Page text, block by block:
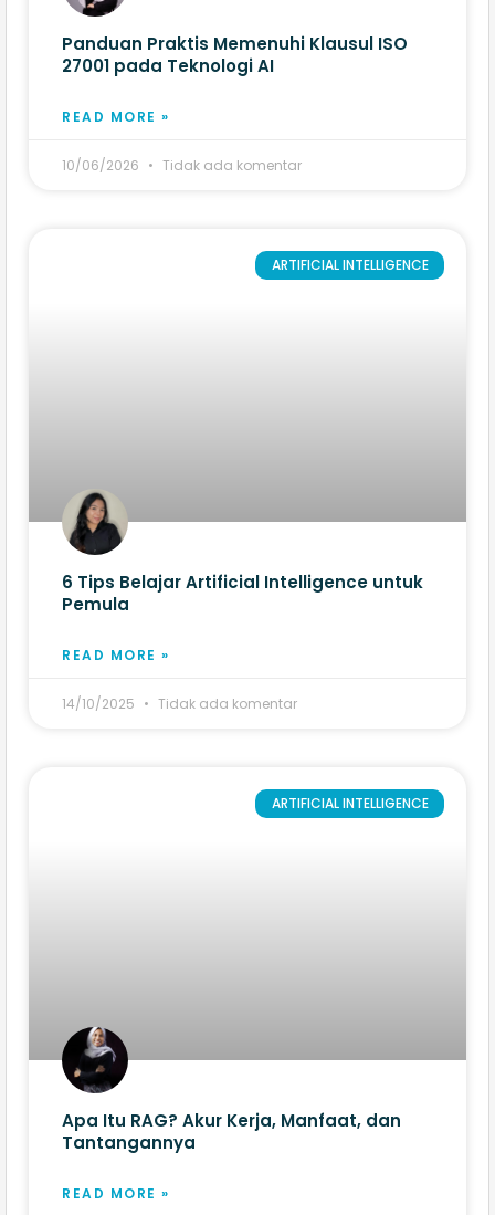
Panduan Praktis Memenuhi Klausul ISO
27001 pada Teknologi AI
READ MORE »
10/06/2026 Tidak ada komentar
ARTIFICIAL INTELLIGENCE
6 Tips Belajar Artificial Intelligence untuk
Pemula
READ MORE »
14/10/2025 Tidak ada komentar
ARTIFICIAL INTELLIGENCE
Apa Itu RAG? Akur Kerja, Manfaat, dan
Tantangannya
READ MORE »